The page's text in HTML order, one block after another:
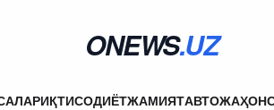
ONEWS.UZ
ИҚТИСОДИЁТЖАМИЯТАВТОЖАҲОН